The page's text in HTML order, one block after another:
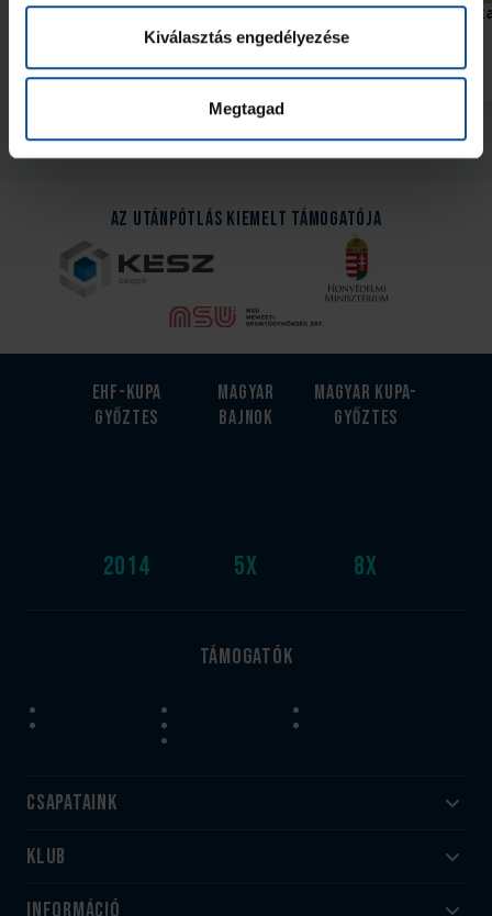
Kiválasztás engedélyezése
Megtagad
Megnézem az összeset
Győzelem az edzőmeccsen! Elindult a munka az
Az Utánpótlás kiemelt támogatója
EHF-Kupa
győztes
2014
Magyar
bajnok
5x
Magyar kupa-
győztes
8x
Támogatók
Csapataink
Felnőtt
Utánpótlás
Klub
#HandballFamily
Információ